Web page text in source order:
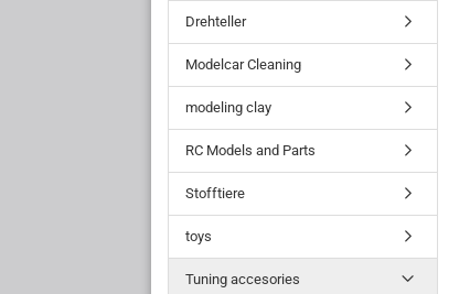
Drehteller
Modelcar Cleaning
modeling clay
RC Models and Parts
Stofftiere
toys
Tuning accesories